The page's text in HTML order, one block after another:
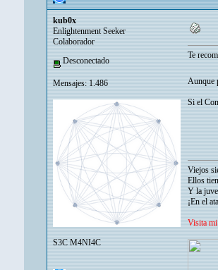
kub0x
Enlightenment Seeker
Colaborador
Desconectado
Mensajes: 1.486
S3C M4NI4C
Te
Aunque
Si el
Viejos
Ellos
Y la
¡En el
Visita mi